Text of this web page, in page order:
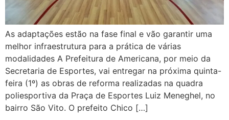
As adaptações estão na fase final e vão garantir uma
melhor infraestrutura para a prática de várias
modalidades A Prefeitura de Americana, por meio da
Secretaria de Esportes, vai entregar na próxima quinta-
feira (1º) as obras de reforma realizadas na quadra
poliesportiva da Praça de Esportes Luiz Meneghel, no
bairro São Vito. O prefeito Chico […]